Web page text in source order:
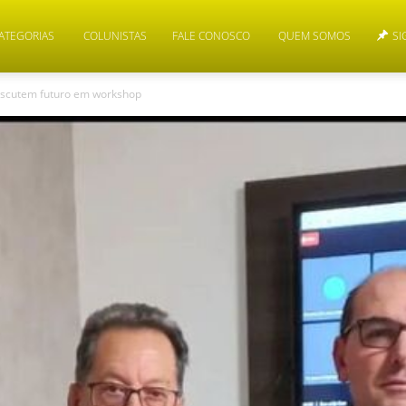
COLUNISTAS FALE CONOSCO QUEM SOMOS
futuro em workshop